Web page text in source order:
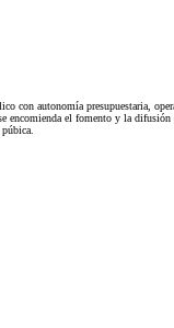
con autonomía presupuestaria,
encomienda el fomento y la difusión